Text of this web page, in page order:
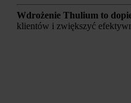
Wdrożenie Thulium to
klientów i zwiększyć